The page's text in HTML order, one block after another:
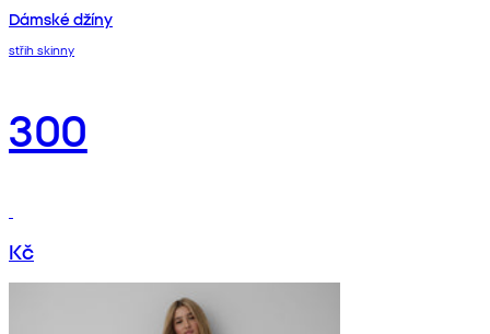
Dámské džíny
střih skinny
300
Kč